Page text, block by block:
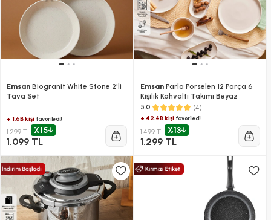
Emsan Biogranit White Stone 2'li
Tava Set
+ 1.6B kişi favoriledi!
1.299 TL %15
1.099 TL
EmsanParla Porselen 12 Parça 6
Kişilik Kahvaltı Takımı Beyaz
5.0 (4)
+ 42.4B kişifavoriledi!
1.499 TL %13
1.299 TL